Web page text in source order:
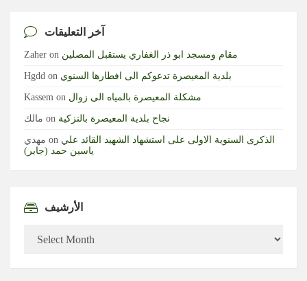
آخر التعليقات
Zaher on مقام ومسجد ابو ذر الغفاري يستقبل المصلين
Hgdd on بلدية المعيصرة تدعوكم الى افطارها السنوي
Kassem on مشكلة المعيصرة بالمياه الى زوال
مالك on نجاح بلدية المعيصرة بالتزكية
مهدي on الذكرى السنوية الاولى على استشهاد الشهيد القائد علي
ياسين حمد (جابر)
الأرشيف